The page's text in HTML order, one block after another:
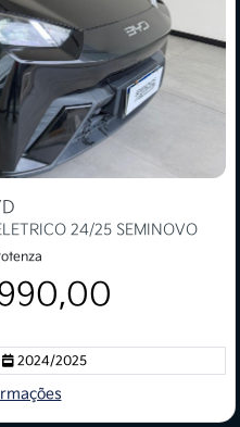
24/25 SEMINOVO
2024/2025